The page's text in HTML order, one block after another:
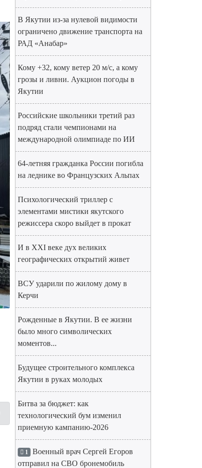
В Якутии из-за нулевой видимости
ограничено движение транспорта на
РАД «Анабар»
Кому +32, кому ветер 20 м/с, а кому
грозы и ливни. Аукцион погоды в
Якутии
Российские школьники третий раз
подряд стали чемпионами на
международной олимпиаде по ИИ
64-летняя гражданка России погибла
на леднике во Французских Альпах
Психологический триллер с
элементами мистики якутского
режиссера скоро выйдет в прокат
И в XXI веке дух великих
географических открытий живет
ВСУ ударили по жилому дому в
Керчи
Рожденные в Якутии. В ее жизни
было много символических
моментов...
Будущее строительного комплекса
Якутии в руках молодых
Битва за бюджет: как
технологический бум изменил
приемную кампанию-2026
1 Военный врач Сергей Егоров
отправил на СВО бронемобиль